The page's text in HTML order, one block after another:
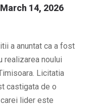
March 14, 2026
a anuntat ca a fost
realizarea noului
Licitatia
castigata de o
lider este